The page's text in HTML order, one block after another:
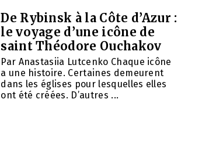
De Rybinsk à la Côte d’Azur :
le voyage d’une icône de
saint Théodore Ouchakov
Par Anastasiia Lutcenko Chaque icône
a une histoire. Certaines demeurent
dans les églises pour lesquelles elles
ont été créées. D’autres ...